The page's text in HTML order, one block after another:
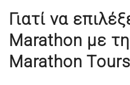
Γιατί να
Marathon με
Marathon Tours